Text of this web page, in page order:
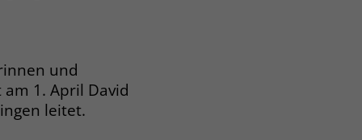
und
1. April David
leitet.